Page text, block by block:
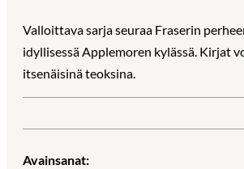
Valloittava sarja seuraa Fraserin
idyllisessä Applemoren kylässä. Kirjat
itsenäisinä teoksina.
Avainsanat: